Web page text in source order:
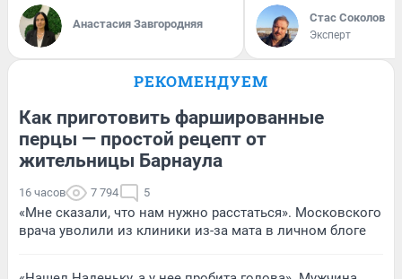
Анастасия Завгородняя Стас Соколов
Эксперт
РЕКОМЕНДУЕМ
Как приготовить фаршированные
перцы — простой рецепт от
жительницы Барнаула
16 часов 7 794 5
«Мне сказали, что нам нужно расстаться». Московского
врача уволили из клиники из-за мата в личном блоге